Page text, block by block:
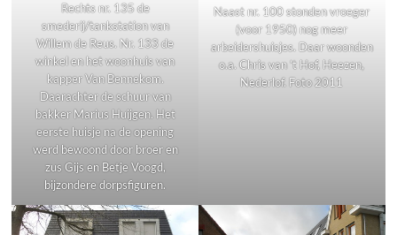
Rechts nr. 135 de
smederij/tankstation van
Willem de Reus. Nr. 133 de
winkel en het woonhuis van
kapper Van Bennekom.
Daarachter de schuur van
bakker Marius Huijgen. Het
eerste huisje na de opening
werd bewoond door broer en
zus Gijs en Betje Voogd,
bijzondere dorpsfiguren.
Naast nr. 100 stonden vroeger
(voor 1950) nog meer
arbeidershuisjes. Daar woonden
o.a. Chris van ’t Hof, Heezen,
Nederlof. Foto 2011